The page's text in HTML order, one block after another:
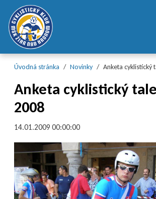
Preskočiť na obsah
Preskočiť na hlavné menu
Úvodná stránka Novinky Anketa cyklistický
Anketa cyklistický
2008
14.01.2009 00:00:00